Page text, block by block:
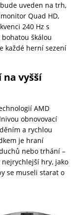
uveden na trh,
Quad HD,
240 Hz s
škálou
každé herní sezení
vyšší
AMD
obnovovací
a rychlou
je hraní
nebo trhání –
hry, jako
se museli starat o